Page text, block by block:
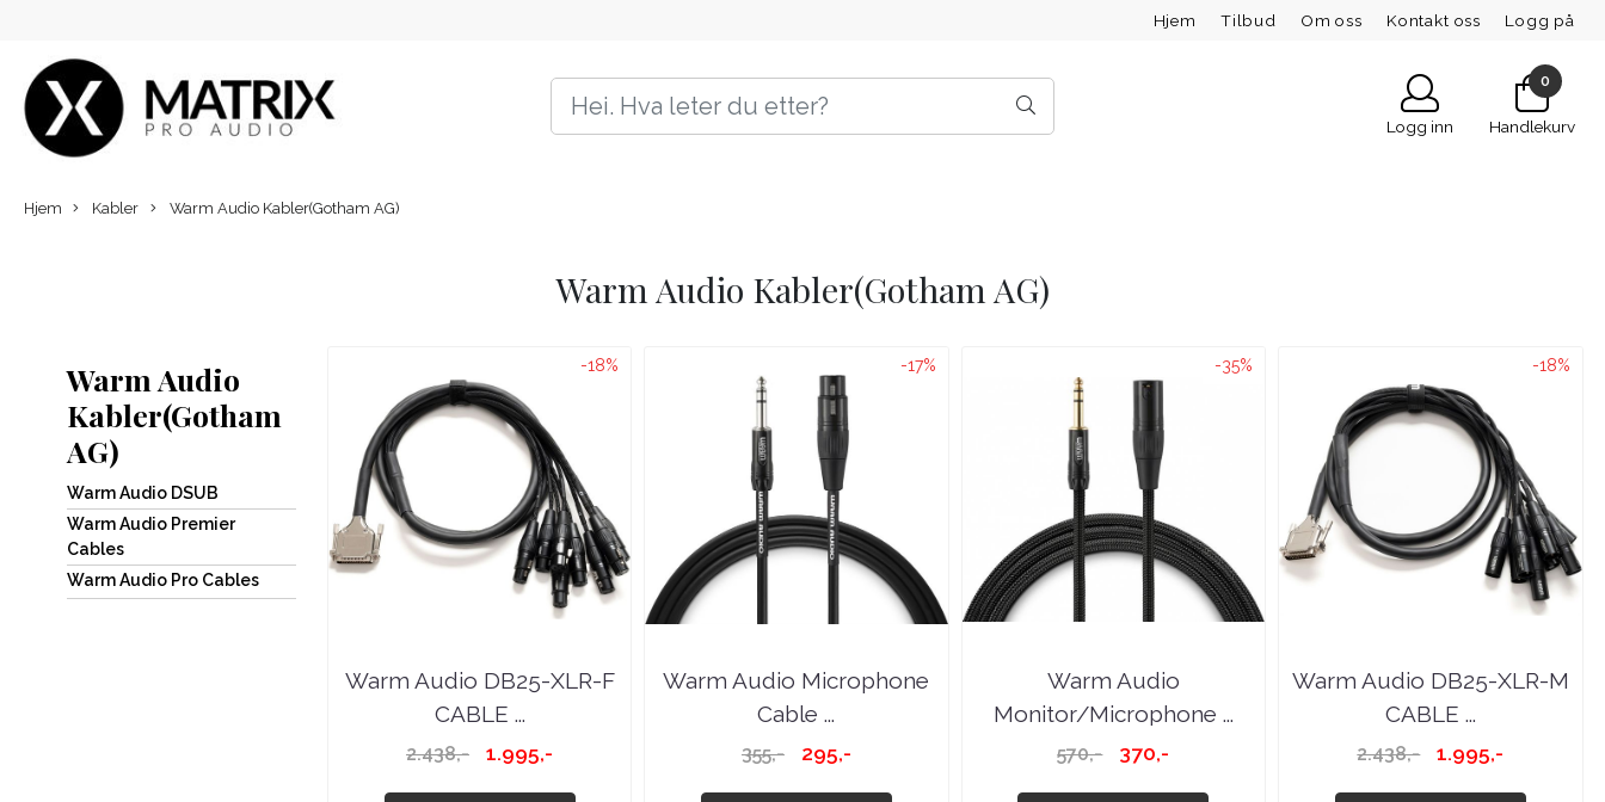
Hjem Tilbud Om oss Kontakt oss Logg på
Logg inn
0
Handlekurv
Hjem Kabler Warm Audio Kabler(Gotham AG)
Warm Audio Kabler(Gotham AG)
Warm Audio
Kabler(Gotham
AG)
Warm Audio DSUB
Warm Audio Premier
Cables
Warm Audio Pro Cables
-18%
Warm Audio DB25-XLR-F
CABLE ...
2.438,- 1.995,-
-17%
Warm Audio Microphone
Cable ...
355,- 295,-
-35%
Warm Audio
Monitor/Microphone ...
570,- 370,-
-18%
Warm Audio DB25-XLR-M
CABLE ...
2.438,- 1.995,-